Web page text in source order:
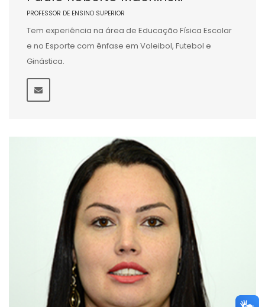
PROFESSOR DE ENSINO SUPERIOR
Tem experiência na área de Educação Física Escolar
e no Esporte com ênfase em Voleibol, Futebol e
Ginástica.